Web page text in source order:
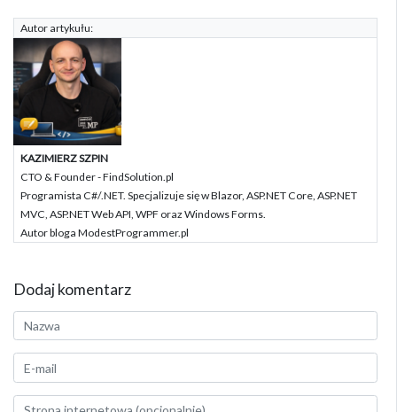
Autor artykułu:
KAZIMIERZ SZPIN
CTO & Founder - FindSolution.pl
Programista C#/.NET. Specjalizuje się w Blazor, ASP.NET Core, ASP.NET
MVC, ASP.NET Web API, WPF oraz Windows Forms.
Autor bloga ModestProgrammer.pl
Dodaj komentarz